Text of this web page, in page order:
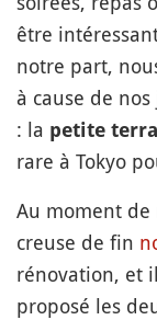
être
notre part,
à cause de
: la petite
rare à Tokyo
Au moment
creuse de fin
rénovation, et
proposé les